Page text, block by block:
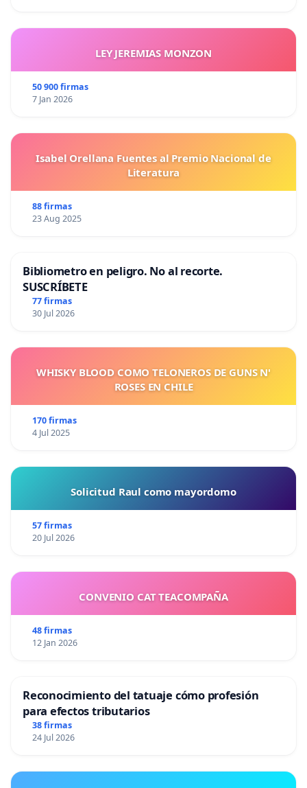
LEY JEREMIAS MONZON
50 900 firmas
7 Jan 2026
Isabel Orellana Fuentes al Premio Nacional de
Literatura
88 firmas
23 Aug 2025
Bibliometro en peligro. No al recorte.
SUSCRÍBETE
77 firmas
30 Jul 2026
WHISKY BLOOD COMO TELONEROS DE GUNS N'
ROSES EN CHILE
170 firmas
4 Jul 2025
Solicitud Raul como mayordomo
57 firmas
20 Jul 2026
CONVENIO CAT TEACOMPAÑA
48 firmas
12 Jan 2026
Reconocimiento del tatuaje cómo profesión
para efectos tributarios
38 firmas
24 Jul 2026